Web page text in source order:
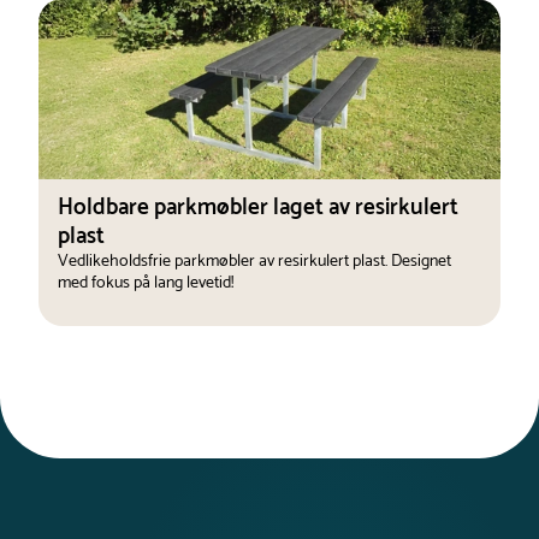
Holdbare parkmøbler laget av resirkulert
plast
Vedlikeholdsfrie parkmøbler av resirkulert plast. Designet
med fokus på lang levetid!